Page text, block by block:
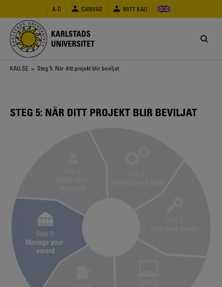
huvudinnehåll
A-Ö CANVAS MITT KAU
KARLSTADS
UNIVERSITET
Länkstig
KAU.SE > Steg 5: När ditt projekt blir beviljat
STEG 5: NÄR DITT PROJEKT BLIR BEVILJAT